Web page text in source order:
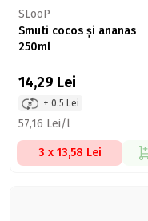
SLooP
Smuti cocos și ananas
250ml
14,29 Lei
+ 0.5 Lei
57,16 Lei/l
3 x 13,58 Lei